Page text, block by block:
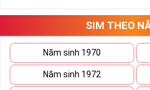
SIM THEO
Năm sinh 1970
Năm sinh 1972